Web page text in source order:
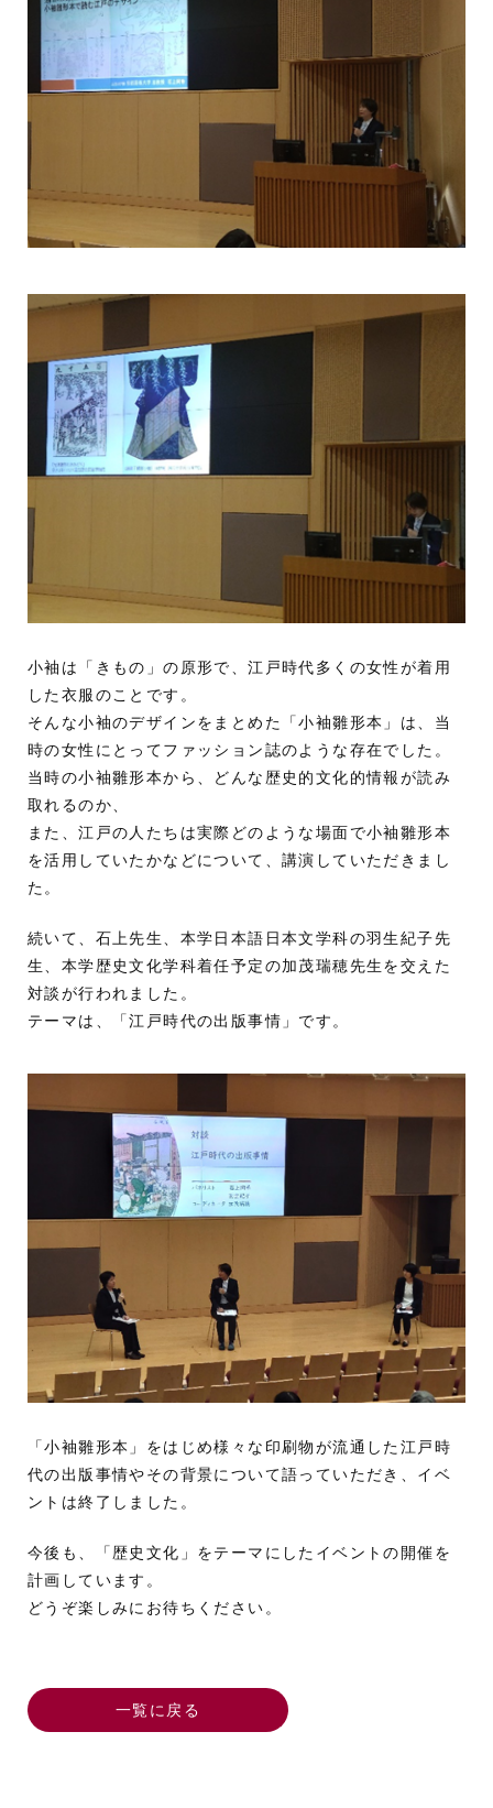
小袖は「きもの」の原形で、江戸時代多くの女性が着用
した衣服のことです。
そんな小袖のデザインをまとめた「小袖雛形本」は、当
時の女性にとってファッション誌のような存在でした。
当時の小袖雛形本から、どんな歴史的文化的情報が読み
取れるのか、
また、江戸の人たちは実際どのような場面で小袖雛形本
を活用していたかなどについて、講演していただきまし
た。
続いて、石上先生、本学日本語日本文学科の羽生紀子先
生、本学歴史文化学科着任予定の加茂瑞穂先生を交えた
対談が行われました。
テーマは、「江戸時代の出版事情」です。
「小袖雛形本」をはじめ様々な印刷物が流通した江戸時
代の出版事情やその背景について語っていただき、イベ
ントは終了しました。
今後も、「歴史文化」をテーマにしたイベントの開催を
計画しています。
どうぞ楽しみにお待ちください。
一覧に戻る